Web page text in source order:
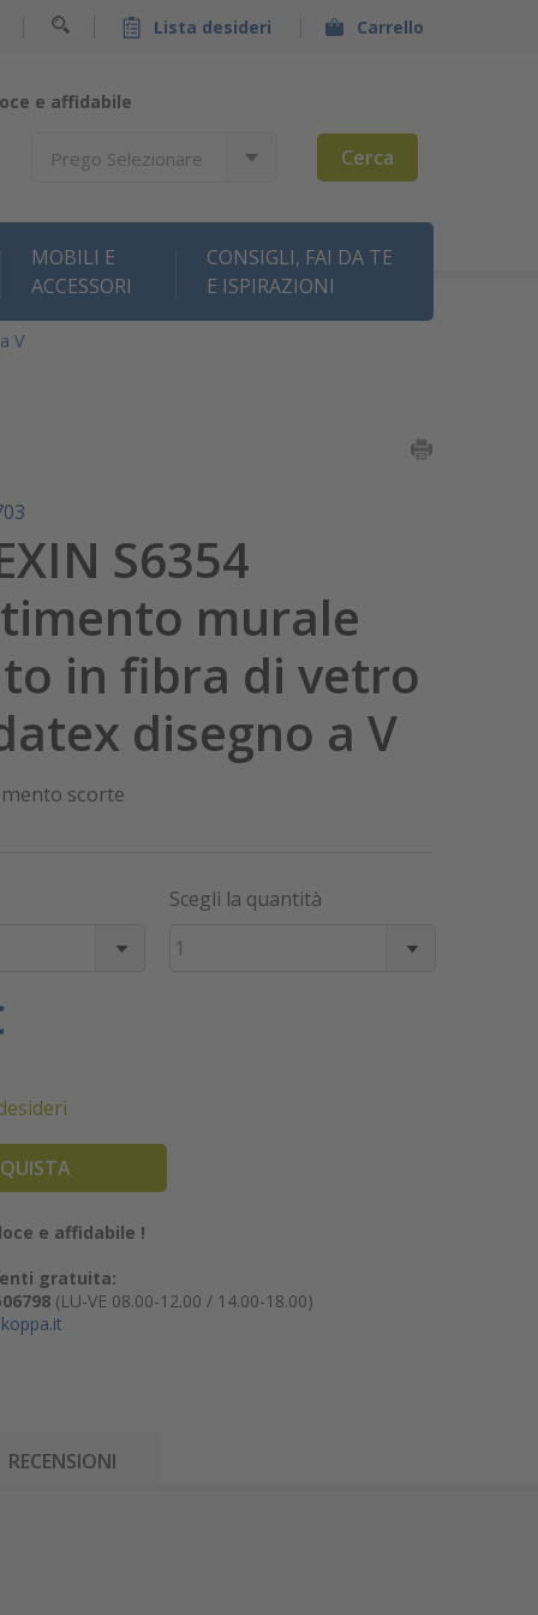
Lista desideri Carrello
e affidabile
Prego Selezionare Cerca
MOBILI E
ACCESSORI
CONSIGLI, FAI DA TE
E ISPIRAZIONI
V
S6354
murale
in fibra di vetro
disegno a V
scorte
Scegli la quantità
1
e affidabile !
gratuita:
(LU-VE 08.00-12.00 / 14.00-18.00)
RECENSIONI